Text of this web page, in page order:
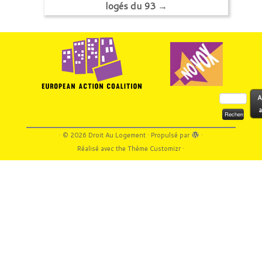
logés du 93 →
Rechercher :
· © 2026 Droit Au Logement· Propulsé par
·
Réalisé avec theThème Customizr·